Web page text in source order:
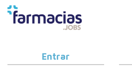
BUSCAR CANDIDATOS
OFERTAS DE EMPLEO
COMO FUNCIONA
Entrar